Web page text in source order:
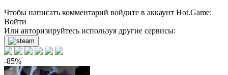
Чтобы написать комментарий войдите в аккаунт Hot.Game:
Войти
Или авторизируйтесь используя другие сервисы:
-85%